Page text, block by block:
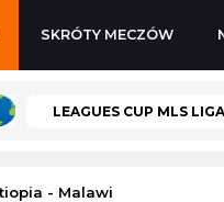
SKRÓTY MECZÓW
LEAGUES CUP MLS
- Malawi